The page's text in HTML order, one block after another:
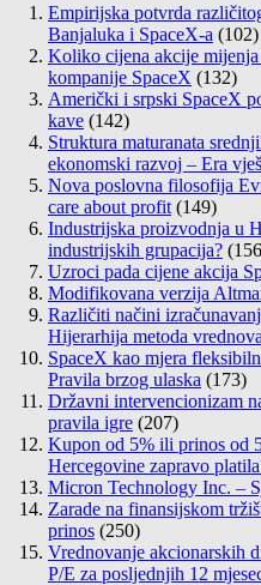
Empirijska potvrda
Banjaluka i SpaceX-a (102)
Koliko cijena akcije
kompanije SpaceX (132)
Američki i srpski SpaceX
kave (142)
Struktura maturanata
ekonomski razvoj – Era
Nova poslovna filosofija
care about profit (149)
Industrijska proizvodnja u
industrijskih grupacija?
Uzroci pada cijene akcija
Modifikovana verzija
Različiti načini
Hijerarhija metoda
SpaceX kao mjera
Pravila brzog ulaska (173)
Državni intervencionizam
pravila igre (207)
Kupon od 5% ili prinos od
Hercegovine zapravo
Micron Technology Inc. –
Zarade na finansijskom
prinos (250)
Vrednovanje akcionarskih
P/E za posljednjih 12